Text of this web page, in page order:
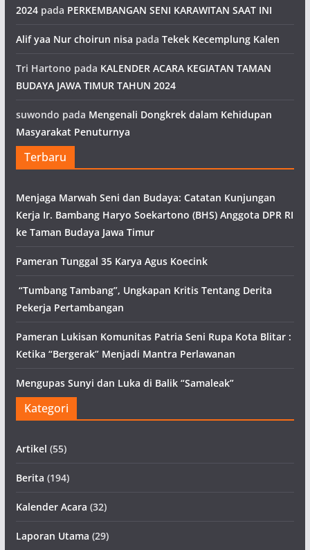
2024pada PERKEMBANGAN SENI KARAWITAN SAAT INI
Alif yaa Nur choirun nisa pada Tekek Kecemplung Kalen
Tri Hartono pada KALENDER ACARA KEGIATAN TAMAN
BUDAYA JAWA TIMUR TAHUN 2024
suwondo pada Mengenali Dongkrek dalam Kehidupan
Masyarakat Penuturnya
Terbaru
Menjaga Marwah Seni dan Budaya: Catatan Kunjungan
Kerja Ir. Bambang Haryo Soekartono (BHS) Anggota DPR RI
ke Taman Budaya Jawa Timur
Pameran Tunggal 35 Karya Agus Koecink
“Tumbang Tambang”, Ungkapan Kritis Tentang Derita
Pekerja Pertambangan
Pameran Lukisan Komunitas Patria Seni Rupa Kota Blitar :
Ketika “Bergerak” Menjadi Mantra Perlawanan
Mengupas Sunyi dan Luka di Balik “Samaleak”
Kategori
Artikel (55)
Berita (194)
Kalender Acara (32)
Laporan Utama (29)